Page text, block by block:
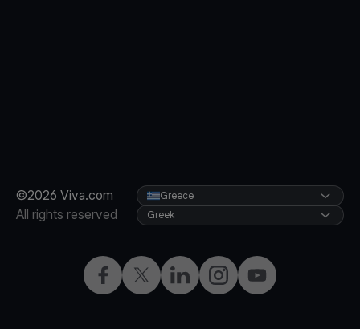
©2026 Viva.com
All rights reserved
Facebook
X LinkedInInstagramYouTube
Greece
Greek